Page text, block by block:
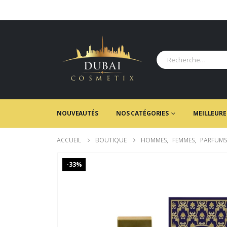
NOUVEAUTÉS NOS CATÉGORIES
ACCUEIL BOUTIQUE HOMMES, FEMMES,
-33%